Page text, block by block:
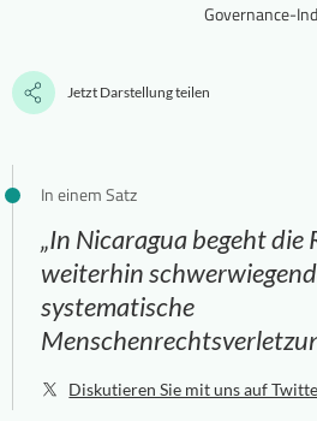
Governance-
Jetzt Darstellung teilen
In einem Satz
„In Nicaragua begeht die
weiterhin
systematische
Diskutieren Sie mit uns auf